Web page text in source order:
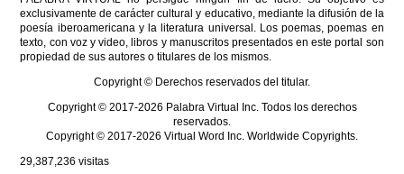
exclusivamente de carácter cultural y educativo, mediante la difusión de la
poesía iberoamericana y la literatura universal. Los poemas, poemas en
texto, con voz y video, libros y manuscritos presentados en este portal son
propiedad de sus autores o titulares de los mismos.
Copyright © Derechos reservados del titular.
Copyright © 2017-2026 Palabra Virtual Inc. Todos los derechos
reservados.
Copyright © 2017-2026 Virtual Word Inc. Worldwide Copyrights.
29,387,236 visitas